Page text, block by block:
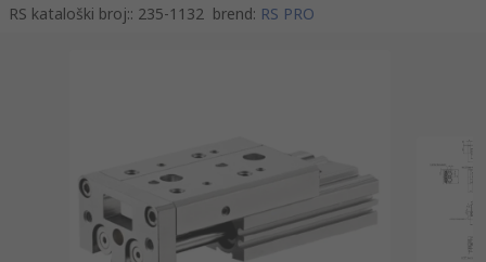
RS kataloški broj:: 235-1132 brend: RS PRO